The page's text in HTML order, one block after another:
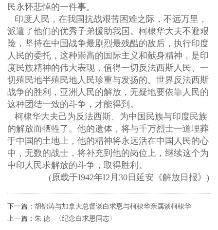
民永怀悲悼的一件事。
印度人民，在我国抗战艰苦困难之际，不远万里，
派遣了他们的优秀子弟援助我国。柯棣华大夫不避艰
险，坚持在中国战争最剧烈最残酷的敌后，执行印度
人民的委托，这种崇高的国际主义和献身精神，是印
度民族精神的伟大表现，值得一切反法西斯人民、一
切殖民地半殖民地人民珍重与发扬的。世界反法西斯
战争的胜利，亚洲人民的解放，无疑地要依靠人民的
这种团结一致的斗争，才能得到。
柯棣华大夫己为反法西斯、为中国民族与印度民族
的解放而牺牲了。他的遗体，将与千万烈士一道埋葬
于中国的土地上，他的精神将永远活在中国人民的心
中，无数的战士，将补充到他的岗位上，继续这个为
中印人民求解放的斗争，取得胜利。
(原载于I942年I2月30日延安《解放日报》)
下一篇： 胡锦涛与加拿大总督谈白求恩与柯棣华亲属谈柯棣华
上一篇： 朱 德--〈纪念白求恩同志〉